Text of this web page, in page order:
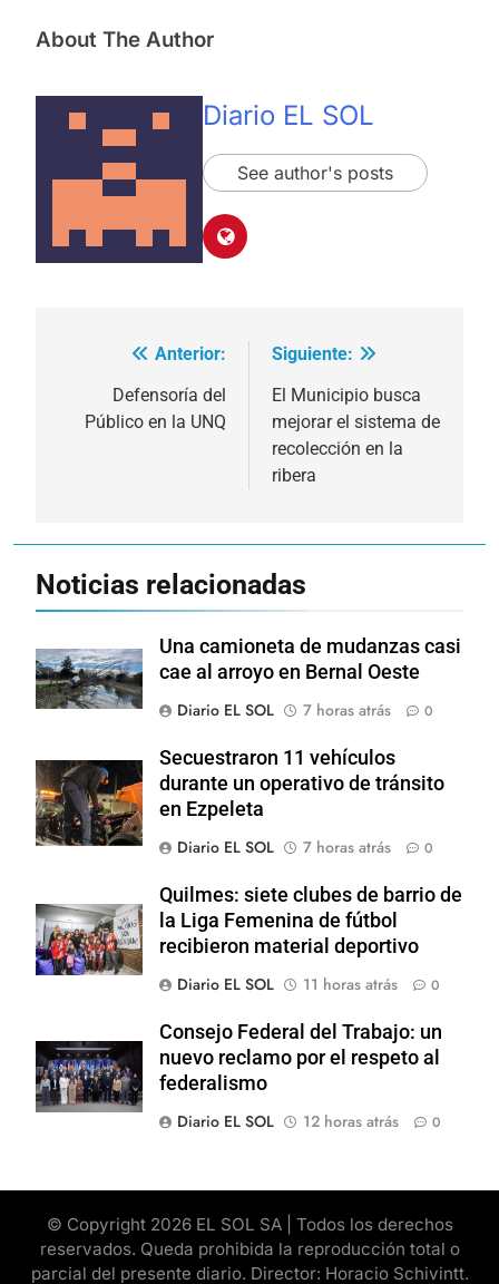
About The Author
Diario EL SOL
See author's posts
Navegación
Anterior:
Defensoría del
Público en la UNQ
Siguiente:
El Municipio busca
mejorar el sistema de
recolección en la
ribera
Noticias relacionadas
Una camioneta de mudanzas casi
cae al arroyo en Bernal Oeste
Diario EL SOL
7 horas atrás 0
Secuestraron 11 vehículos
durante un operativo de tránsito
en Ezpeleta
Diario EL SOL
7 horas atrás 0
Quilmes: siete clubes de barrio de
la Liga Femenina de fútbol
recibieron material deportivo
Diario EL SOL
11 horas atrás 0
Consejo Federal del Trabajo: un
nuevo reclamo por el respeto al
federalismo
Diario EL SOL
12 horas atrás 0
© Copyright 2026 EL SOL SA | Todos los derechos
reservados. Queda prohibida la reproducción total o
parcial del presente diario. Director: Horacio Schivintt.